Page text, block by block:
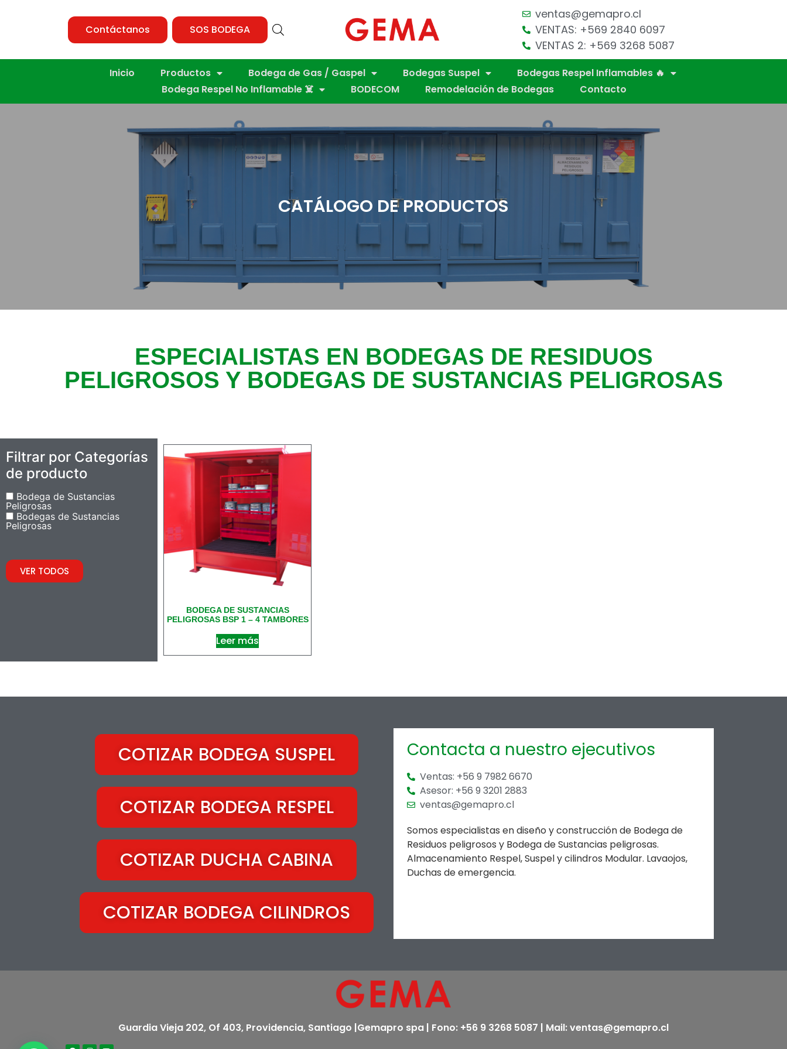
Contáctanos SOS BODEGA
ventas@gemapro.cl
VENTAS: +569 2840 6097
VENTAS 2: +569 3268 5087
Inicio Productos Bodega de Gas / Gaspel Bodegas Suspel
Bodegas Respel Inflamables 🔥
Bodega Respel No Inflamable ☠️
BODECOM Remodelación de Bodegas Contacto
CATÁLOGO DE PRODUCTOS
ESPECIALISTAS EN BODEGAS DE RESIDUOS
PELIGROSOS Y BODEGAS DE SUSTANCIAS PELIGROSAS
Filtrar por Categorías
de producto
Bodega de Sustancias
Peligrosas
Bodegas de Sustancias
Peligrosas
VER TODOS
BODEGA DE SUSTANCIAS
PELIGROSAS BSP 1 – 4 TAMBORES
Leer más
COTIZAR BODEGA SUSPEL
COTIZAR BODEGA RESPEL
COTIZAR DUCHA CABINA
COTIZAR BODEGA CILINDROS
Contacta a nuestro ejecutivos
Ventas: +56 9 7982 6670
Asesor: +56 9 3201 2883
ventas@gemapro.cl
Somos especialistas en diseño y construcción de Bodega de
Residuos peligrosos y Bodega de Sustancias peligrosas.
Almacenamiento Respel, Suspel y cilindros Modular. Lavaojos,
Duchas de emergencia.
Guardia Vieja 202, Of 403, Providencia, Santiago |Gemapro spa | Fono: +56 9 3268 5087 | Mail: ventas@gemapro.cl